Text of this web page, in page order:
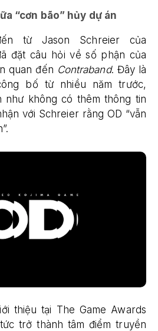
“cơn bão” hủy dự án
từ Jason Schreier của
đặt câu hỏi về số phận của
quan đến Contraband. Đây là
bố từ nhiều năm trước,
như không có thêm thông tin
với Schreier rằng OD “vẫn
thiệu tại The Game Awards
trở thành tâm điểm truyền